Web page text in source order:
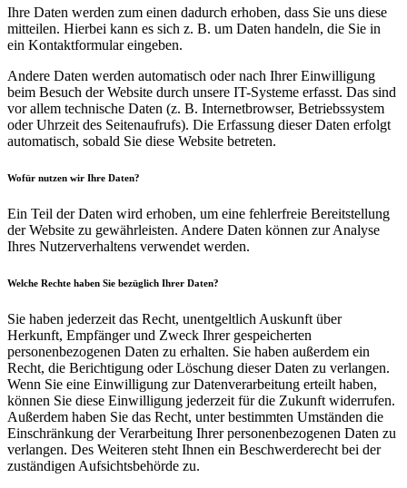
Ihre Daten werden zum einen dadurch erhoben, dass Sie uns diese
mitteilen. Hierbei kann es sich z. B. um Daten handeln, die Sie in
ein Kontaktformular eingeben.
Andere Daten werden automatisch oder nach Ihrer Einwilligung
beim Besuch der Website durch unsere IT-Systeme erfasst. Das sind
vor allem technische Daten (z. B. Internetbrowser, Betriebssystem
oder Uhrzeit des Seitenaufrufs). Die Erfassung dieser Daten erfolgt
automatisch, sobald Sie diese Website betreten.
Wofür nutzen wir Ihre Daten?
Ein Teil der Daten wird erhoben, um eine fehlerfreie Bereitstellung
der Website zu gewährleisten. Andere Daten können zur Analyse
Ihres Nutzerverhaltens verwendet werden.
Welche Rechte haben Sie bezüglich Ihrer Daten?
Sie haben jederzeit das Recht, unentgeltlich Auskunft über
Herkunft, Empfänger und Zweck Ihrer gespeicherten
personenbezogenen Daten zu erhalten. Sie haben außerdem ein
Recht, die Berichtigung oder Löschung dieser Daten zu verlangen.
Wenn Sie eine Einwilligung zur Datenverarbeitung erteilt haben,
können Sie diese Einwilligung jederzeit für die Zukunft widerrufen.
Außerdem haben Sie das Recht, unter bestimmten Umständen die
Einschränkung der Verarbeitung Ihrer personenbezogenen Daten zu
verlangen. Des Weiteren steht Ihnen ein Beschwerderecht bei der
zuständigen Aufsichtsbehörde zu.